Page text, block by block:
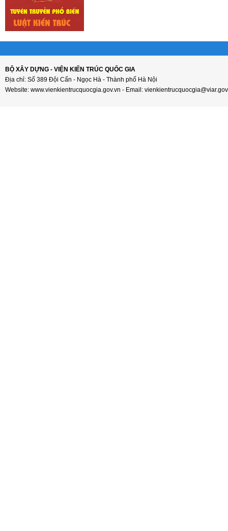
BỘ XÂY DỰNG - VIỆN KIẾN TRÚC QUỐC GIA
Địa chỉ: Số 389 Đội Cấn - Ngọc Hà - Thành phố Hà Nội
Website: www.vienkientrucquocgia.gov.vn - Email: